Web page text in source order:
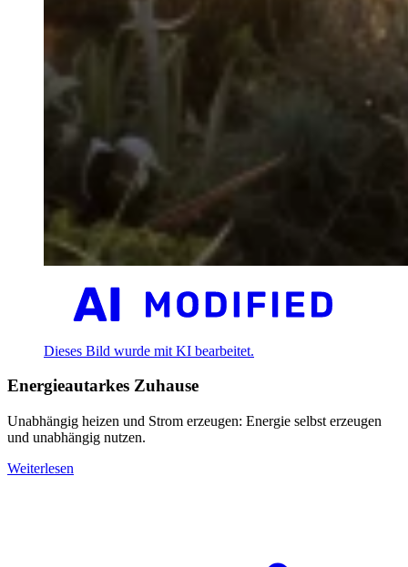
Dieses Bild wurde mit KI bearbeitet.
Energieautarkes Zuhause
Unabhängig heizen und Strom erzeugen: Energie selbst erzeugen
und unabhängig nutzen.
Weiterlesen